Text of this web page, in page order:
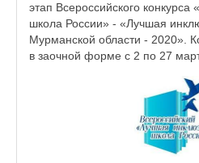
этап Всероссийского
школа России» - «Лучшая
Мурманской области - 2020».
в заочной форме с 2 по 27